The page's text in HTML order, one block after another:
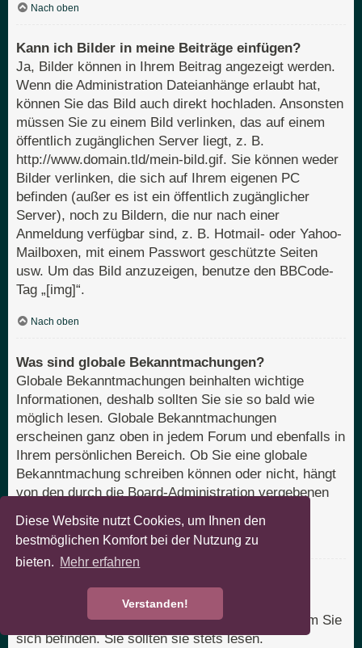
Diese Website nutzt Cookies, um Ihnen den
bestmöglichen Komfort bei der Nutzung zu
bieten. Mehr erfahren
Verstanden!
Nach oben
Kann ich Bilder in meine Beiträge einfügen?
Ja, Bilder können in Ihrem Beitrag angezeigt werden.
Wenn die Administration Dateianhänge erlaubt hat,
können Sie das Bild auch direkt hochladen. Ansonsten
müssen Sie zu einem Bild verlinken, das auf einem
öffentlich zugänglichen Server liegt, z. B.
http://www.domain.tld/mein-bild.gif. Sie können weder
Bilder verlinken, die sich auf Ihrem eigenen PC
befinden (außer es ist ein öffentlich zugänglicher
Server), noch zu Bildern, die nur nach einer
Anmeldung verfügbar sind, z. B. Hotmail- oder Yahoo-
Mailboxen, mit einem Passwort geschützte Seiten
usw. Um das Bild anzuzeigen, benutze den BBCode-
Tag „[img]“.
Nach oben
Was sind globale Bekanntmachungen?
Globale Bekanntmachungen beinhalten wichtige
Informationen, deshalb sollten Sie sie so bald wie
möglich lesen. Globale Bekanntmachungen
erscheinen ganz oben in jedem Forum und ebenfalls in
Ihrem persönlichen Bereich. Ob Sie eine globale
Bekanntmachung schreiben können oder nicht, hängt
von den durch die Board-Administration vergebenen
Nach oben
Bekanntmachungen beinhalten meist wichtige
Informationen zu dem Bereich des Boards, in dem Sie
sich befinden. Sie sollten sie stets lesen.